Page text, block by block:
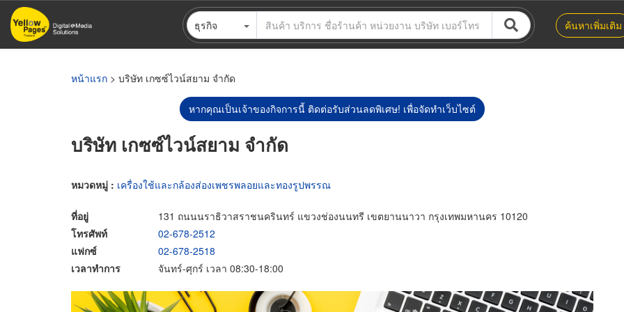
ข้าม
ไป
ธุรกิจ ค้นหาเพิ่มเติม
หน้าแรก > บริษัท เกซซ์ไวน์สยาม จำกัด
หากคุณเป็นเจ้าของกิจการนี้ ติดต่อรับส่วนลดพิเศษ! เพื่อจัดทำเว็บไซต์
บริษัท เกซซ์ไวน์สยาม จำกัด
หมวดหมู่ : เครื่องใช้และกล้องส่องเพชรพลอยและทองรูปพรรณ
ที่อยู่
131 ถนนนราธิวาสราชนครินทร์ แขวงช่องนนทรี เขตยานนาวา กรุงเทพมหานคร 10120
โทรศัพท์
02-678-2512
แฟกซ์
02-678-2518
เวลาทำการ
จันทร์-ศุกร์ เวลา 08:30-18:00